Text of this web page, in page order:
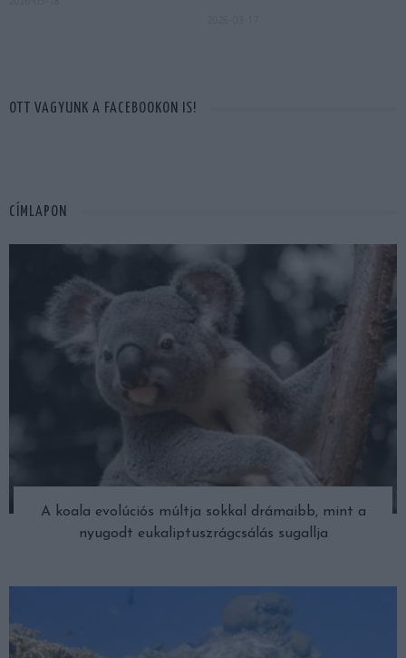
OTT VAGYUNK A FACEBOOKON IS!
CÍMLAPON
A koala evolúciós múltja sokkal drámaibb, mint a
nyugodt eukaliptuszrágcsálás sugallja